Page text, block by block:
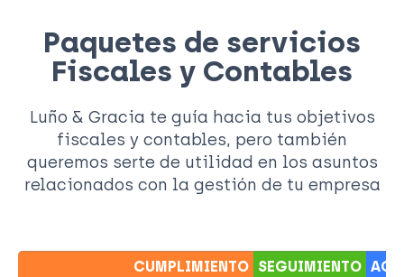
Paquetes de servicios
Fiscales y Contables
Luño & Gracia te guía hacia tus objetivos
fiscales y contables, pero también
queremos serte de utilidad en los asuntos
relacionados con la gestión de tu empresa
CUMPLIMIENTO SEGUIMIENTO